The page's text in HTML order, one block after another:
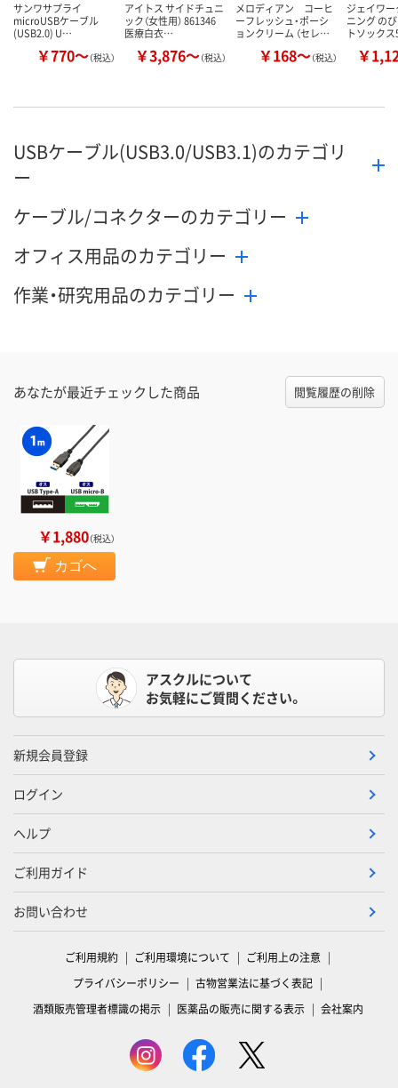
サンワサプライ
microUSBケーブル
(USB2.0) U…
￥770～（税込）
アイトス サイドチュニ
ック（女性用） 861346
医療白衣…
￥3,876～（税込）
メロディアン コーヒ
ーフレッシュ・ポーシ
ョンクリーム （セレ…
￥168～（税込）
ジェイワ
ニング の
トソック
￥
USBケーブル(USB3.0/USB3.1)のカテゴリ
ー
ケーブル/コネクターのカテゴリー
オフィス用品のカテゴリー
作業・研究用品のカテゴリー
あなたが最近チェックした商品 閲覧履歴の削除
￥1,880（税込）
カゴへ
アスクルについて
お気軽にご質問ください。
新規会員登録
ログイン
ヘルプ
ご利用ガイド
お問い合わせ
ご利用規約 ご利用環境について
ご利用上の注意
プライバシーポリシー
古物営業法に基づく表記
酒類販売管理者標識の掲示
医薬品の販売に関する表示 会社案内